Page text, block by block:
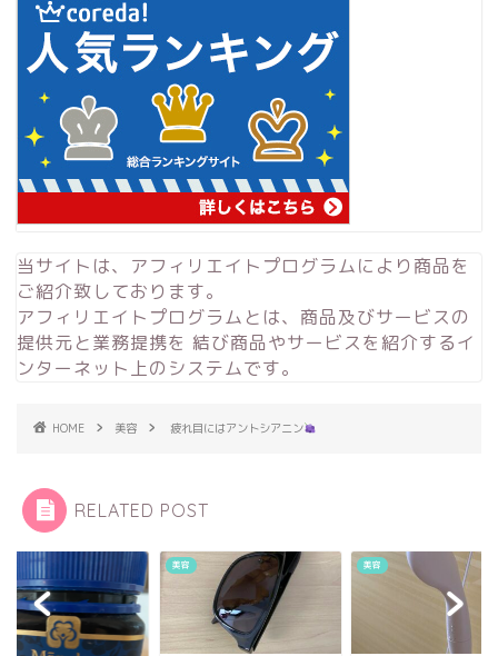
当サイトは、アフィリエイトプログラムにより商品を
ご紹介致しております。
アフィリエイトプログラムとは、商品及びサービスの
提供元と業務提携を 結び商品やサービスを紹介するイ
ンターネット上のシステムです。
HOME 美容 疲れ目にはアントシアニン
RELATED POST
美容 美容